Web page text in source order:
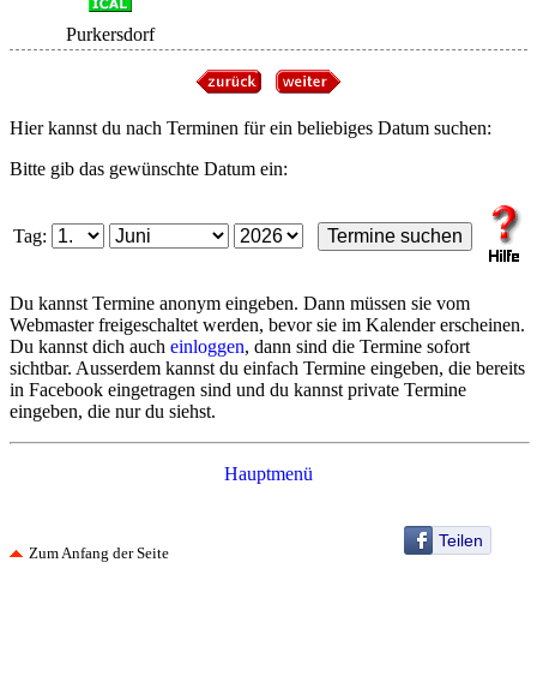
Purkersdorf
Hier kannst du nach Terminen für ein beliebiges Datum suchen:
Bitte gib das gewünschte Datum ein:
Tag:
Du kannst Termine anonym eingeben. Dann müssen sie vom
Webmaster freigeschaltet werden, bevor sie im Kalender erscheinen.
Du kannst dich auch einloggen, dann sind die Termine sofort
sichtbar. Ausserdem kannst du einfach Termine eingeben, die bereits
in Facebook eingetragen sind und du kannst private Termine
eingeben, die nur du siehst.
Hauptmenü
Teilen
Zum Anfang der Seite